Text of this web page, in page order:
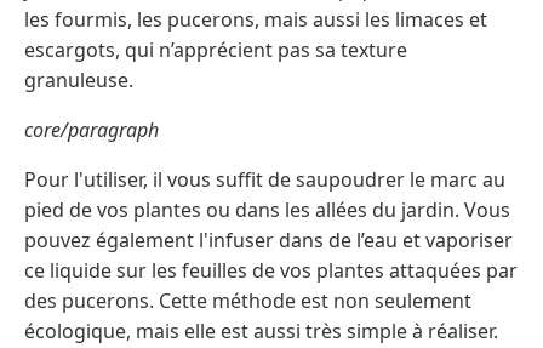
les fourmis, les pucerons, mais aussi les limaces et
escargots, qui n’apprécient pas sa texture
granuleuse.
core/paragraph
Pour l'utiliser, il vous suffit de saupoudrer le marc au
pied de vos plantes ou dans les allées du jardin. Vous
pouvez également l'infuser dans de l’eau et vaporiser
ce liquide sur les feuilles de vos plantes attaquées par
des pucerons. Cette méthode est non seulement
écologique, mais elle est aussi très simple à réaliser.